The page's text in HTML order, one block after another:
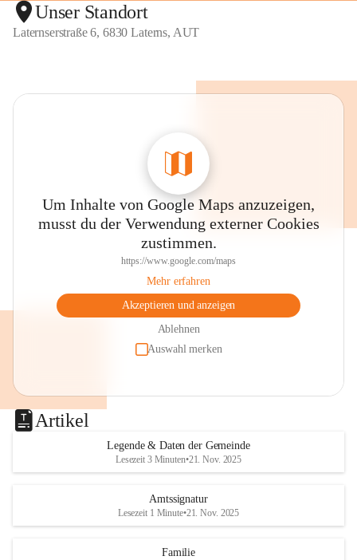
Unser Standort
Laternserstraße 6, 6830 Laterns, AUT
Um Inhalte von Google Maps anzuzeigen,
musst du der Verwendung externer Cookies
zustimmen.
https://www.google.com/maps
Mehr erfahren
Akzeptieren und anzeigen
Ablehnen
Auswahl merken
Artikel
Legende & Daten der Gemeinde
Lesezeit 3 Minuten•21. Nov. 2025
Amtssignatur
Lesezeit 1 Minute•21. Nov. 2025
Familie